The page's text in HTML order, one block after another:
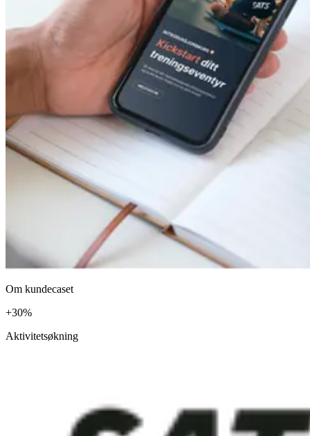
Om kundecaset
+30%
Aktivitetsøkning